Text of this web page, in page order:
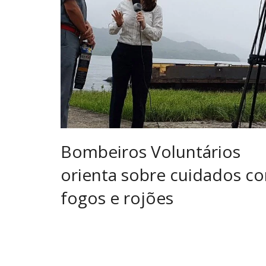
Bombeiros Voluntários
orienta sobre cuidados
fogos e rojões